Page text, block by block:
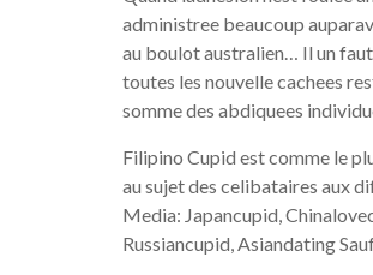
administree beaucoup
au boulot australien… Il un
toutes les nouvelle cachees
somme des abdiquees
Filipino Cupid est comme le
au sujet des celibataires aux
Media: Japancupid,
Russiancupid, Asiandating